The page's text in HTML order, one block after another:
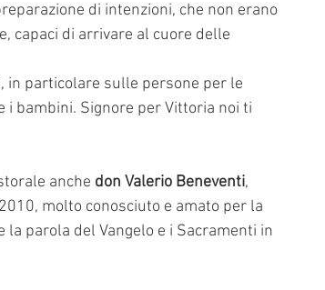
di intenzioni, che non erano
capaci di arrivare al cuore delle
in particolare sulle persone per le
i bambini. Signore per Vittoria noi ti
anche don Valerio Beneventi,
molto conosciuto e amato per la
parola del Vangelo e i Sacramenti in